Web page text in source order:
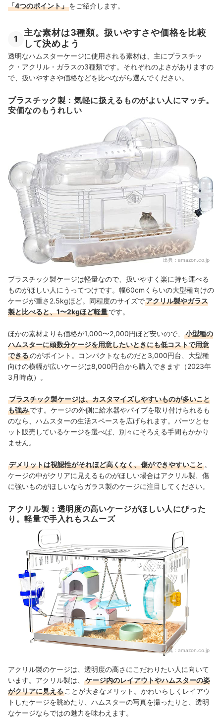
「4つのポイント」をご紹介します。
1
主な素材は3種類。扱いやすさや価格を比較
して決めよう
透明なハムスターケージに使用される素材は、主にプラスチッ
ク・アクリル・ガラスの3種類です。それぞれのよさがありますの
で、扱いやすさや価格などを比べながら選んでください。
プラスチック製：気軽に扱えるものがよい人にマッチ。
安価なのもうれしい
出典： amazon.co.jp
プラスチック製ケージは軽量なので、扱いやすく楽に持ち運べる
ものがほしい人にうってつけです。幅60cmくらいの大型種向けの
ケージが重さ2.5kgほど。同程度のサイズでアクリル製やガラス
製と比べると、1〜2kgほど軽量です。
ほかの素材よりも価格が1,000〜2,000円ほど安いので、
小型種の
ハムスターに頭数分ケージを用意したいときにも低コストで用意
できるのがポイント。コンパクトなものだと3,000円台、大型種
向けの横幅が広いケージは8,000円台から購入できます（2023年
3月時点）。
プラスチック製ケージは、カスタマイズしやすいものが多いこと
も強みです。ケージの外側に給水器やパイプを取り付けられるも
のなら、ハムスターの生活スペースを広げられます。パーツとセ
ット販売しているケージを選べば、別々にそろえる手間もかかり
ません。
デメリットは視認性がそれほど高くなく、傷ができやすいこと 。
ケージの中がクリアに見えるものがほしい場合はアクリル製、傷
に強いものがほしいならガラス製のケージに注目してください。
アクリル製：透明度の高いケージがほしい人にぴった
り。軽量で手入れもスムーズ
出典： amazon.co.jp
アクリル製のケージは、透明度の高さにこだわりたい人に向いて
います。アクリル製は、
ケージ内のレイアウトやハムスターの姿
がクリアに見える ことが大きなメリット。かわいらしくレイアウ
トしたケージを眺めたり、ハムスターの写真を撮ったりと、透明
なケージならではの魅力を味わえます。